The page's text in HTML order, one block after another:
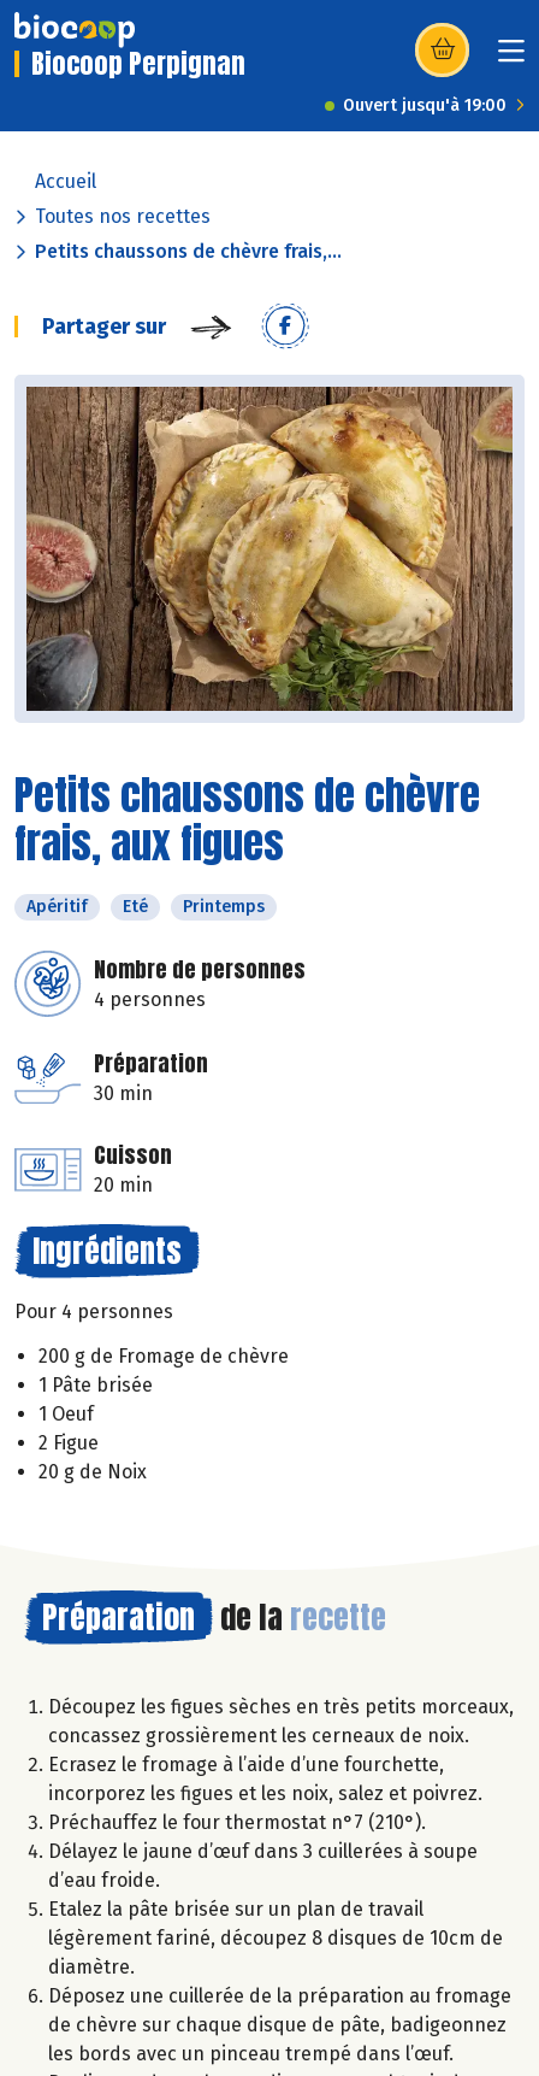
Biocoop Perpignan (s’ouvre dans
Ouvert jusqu'à 19:00
Accueil
Toutes nos recettes
Petits chaussons de chèvre frais,...
Partager sur
Petits chaussons de chèvre
frais, aux figues
Apéritif Eté Printemps
Nombre de personnes
4 personnes
Préparation
30 min
Cuisson
20 min
Ingrédients
Pour 4 personnes
200 g de Fromage de chèvre
1 Pâte brisée
1 Oeuf
2 Figue
20 g de Noix
Préparation de la recette
Découpez les figues sèches en très petits morceaux,
concassez grossièrement les cerneaux de noix.
Ecrasez le fromage à l’aide d’une fourchette,
incorporez les figues et les noix, salez et poivrez.
Préchauffez le four thermostat n°7 (210°).
Délayez le jaune d’œuf dans 3 cuillerées à soupe
d’eau froide.
Etalez la pâte brisée sur un plan de travail
légèrement fariné, découpez 8 disques de 10cm de
diamètre.
Déposez une cuillerée de la préparation au fromage
de chèvre sur chaque disque de pâte, badigeonnez
les bords avec un pinceau trempé dans l’œuf.